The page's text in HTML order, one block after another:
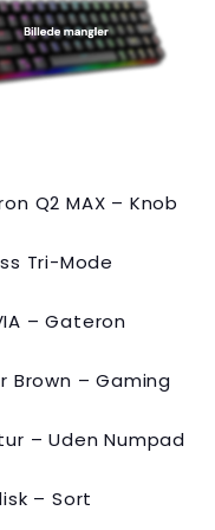
Q2 MAX – Knob
Tri-Mode
– Gateron
Brown – Gaming
– Uden Numpad
– Sort
var:
kr. 2.190,00.
er:
kr. 1.465,00.